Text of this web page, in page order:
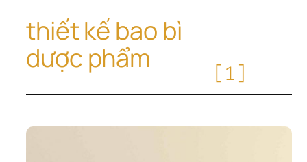
thiết kế bao bì
dược phẩm
[1]